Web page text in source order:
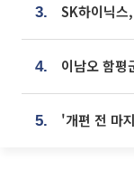
3.
4. 이남오 함평
5.